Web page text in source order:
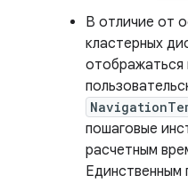
В отличие от
кластерных
отображаться
пошаговые
расчетным